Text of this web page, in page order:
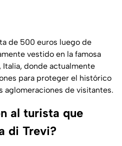
de 500 euros luego de
vestido en la famosa
Italia, donde actualmente
para proteger el histórico
aglomeraciones de visitantes.
al turista que
di Trevi?